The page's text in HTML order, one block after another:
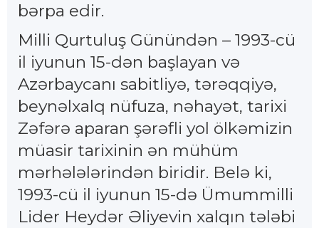
bərpa edir.
Milli Qurtuluş Günündən – 1993-cü
il iyunun 15-dən başlayan və
Azərbaycanı sabitliyə, tərəqqiyə,
beynəlxalq nüfuza, nəhayət, tarixi
Zəfərə aparan şərəfli yol ölkəmizin
müasir tarixinin ən mühüm
mərhələlərindən biridir. Belə ki,
1993-cü il iyunun 15-də Ümummilli
Lider Heydər Əliyevin xalqın tələbi